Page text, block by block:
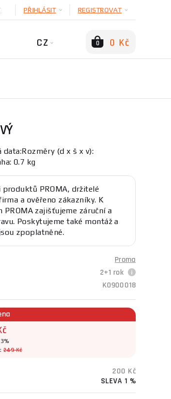
PŘIHLÁSIT REGISTROVAT
CZ 0 0 Kč
data:Rozměry (d x š x v):
0.7 kg
PROMA, držitelé
a ověřeno zákazníky. K
zajišťujeme záruční a
Poskytujeme také montáž a
zpoplatněné.
Proma
2+1 rok
K0900018
249 Kč
200 Kč
SLEVA 1 %